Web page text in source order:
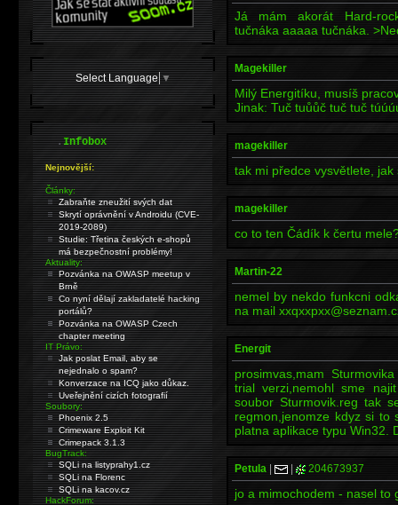
Já mám akorát Hard-
tučnáka aaaaa tučnáka.
Magekiller
Milý Energitíku, musíš
Jinak: Tuč tuůůč tuč tuč
magekiller
tak mi předce vysvětlete, jak
magekiller
co to ten Čádík k čertu
Martin-22
nemel by nekdo funkcni
na mail
Energit
prosimvas,mam
trial verzi,nemohl sme
soubor Sturmovik.reg tak
regmon,jenomze kdyz si to
platna aplikace typu Win32.
Petula 204673937
jo a mimochodem - nasel to
Select Language ▼
.Infobox
Nejnovější:
Články:
Zabraňte zneužití svých dat
Skrytí oprávnění v Androidu (CVE-
2019-2089)
Studie: Třetina českých e-shopů
má bezpečnostní problémy!
Aktuality:
Pozvánka na OWASP meetup v
Brně
Co nyní dělají zakladatelé hacking
portálů?
Pozvánka na OWASP Czech
chapter meeting
IT Právo:
Jak poslat Email, aby se
nejednalo o spam?
Konverzace na ICQ jako důkaz.
Uveřejnění cizích fotografií
Soubory:
Phoenix 2.5
Crimeware Exploit Kit
Crimepack 3.1.3
BugTrack:
SQLi na listyprahy1.cz
SQLi na Florenc
SQLi na kacov.cz
HackForum: